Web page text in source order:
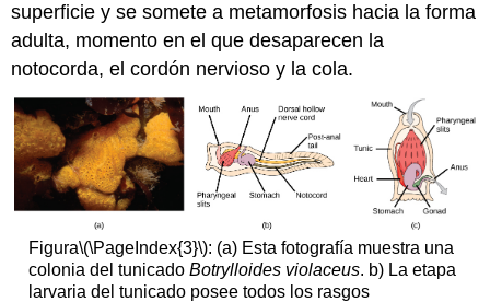
superficie y se somete a metamorfosis hacia la forma
adulta, momento en el que desaparecen la
notocorda, el cordón nervioso y la cola.
Figura\(\PageIndex{3}\): (a) Esta fotografía muestra una
colonia del tunicado Botrylloides violaceus. b) La etapa
larvaria del tunicado posee todos los rasgos